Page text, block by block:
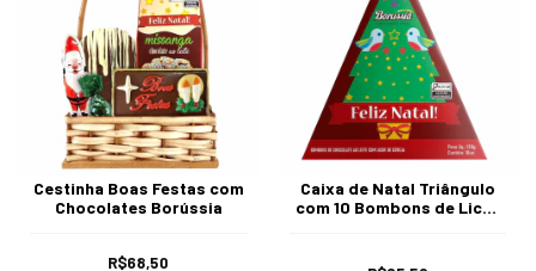
Cestinha Boas Festas com
Chocolates Borússia
R$68,50
Caixa de Natal Triângulo
com 10 Bombons de Licor